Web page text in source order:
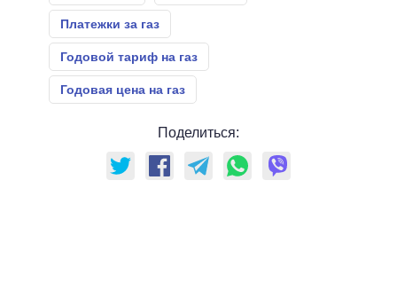
Платежки за газ
Годовой тариф на газ
Годовая цена на газ
Поделиться: